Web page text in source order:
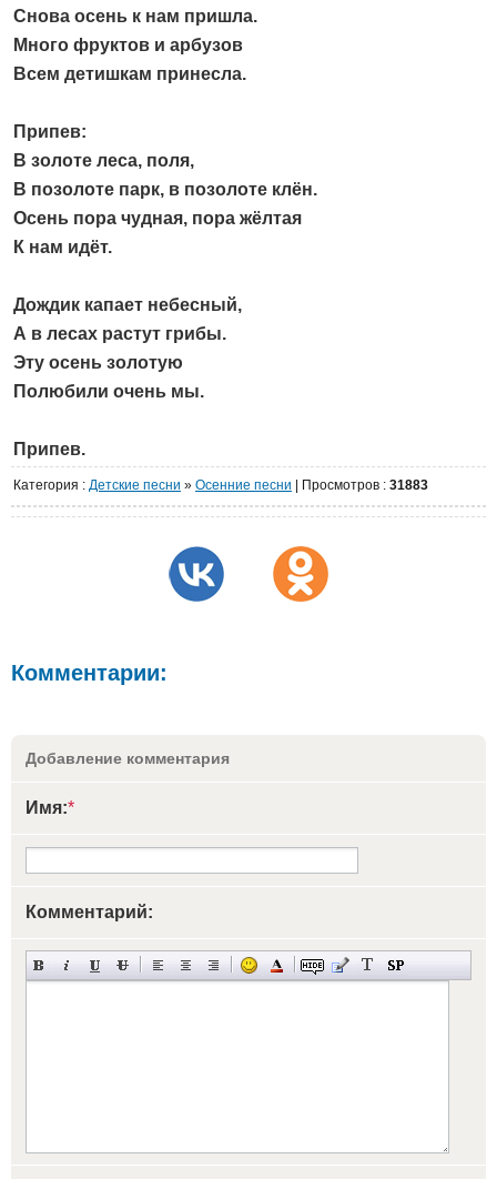
Снова осень к нам пришла.
Много фруктов и арбузов
Всем детишкам принесла.
Припев:
В золоте леса, поля,
В позолоте парк, в позолоте клён.
Осень пора чудная, пора жёлтая
К нам идёт.
Дождик капает небесный,
А в лесах растут грибы.
Эту осень золотую
Полюбили очень мы.
Припев.
Категория : Детские песни » Осенние песни Просмотров : 31883
Комментарии:
Добавление комментария
Имя:*
Комментарий: